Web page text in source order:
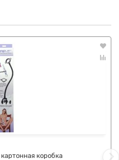
картонная коробка